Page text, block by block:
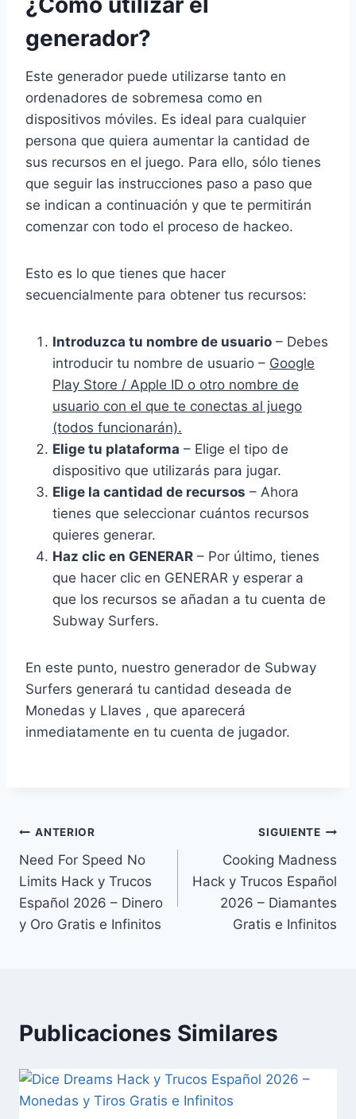
generador?
Este generador puede utilizarse tanto en
ordenadores de sobremesa como en
dispositivos móviles. Es ideal para cualquier
persona que quiera aumentar la cantidad de
sus recursos en el juego. Para ello, sólo tienes
que seguir las instrucciones paso a paso que
se indican a continuación y que te permitirán
comenzar con todo el proceso de hackeo.
Esto es lo que tienes que hacer
secuencialmente para obtener tus recursos:
Introduzca tu nombre de usuario – Debes
introducir tu nombre de usuario – Google
Play Store / Apple ID o otro nombre de
usuario con el que te conectas al juego
(todos funcionarán).
Elige tu plataforma – Elige el tipo de
dispositivo que utilizarás para jugar.
Elige la cantidad de recursos – Ahora
tienes que seleccionar cuántos recursos
quieres generar.
Haz clic en GENERAR – Por último, tienes
que hacer clic en GENERAR y esperar a
que los recursos se añadan a tu cuenta de
Subway Surfers.
En este punto, nuestro generador de Subway
Surfers generará tu cantidad deseada de
Monedas y Llaves , que aparecerá
inmediatamente en tu cuenta de jugador.
Navegación
de
entradas
ANTERIOR
Need For Speed No
Limits Hack y Trucos
Español 2026 – Dinero
y Oro Gratis e Infinitos
SIGUIENTE
Cooking Madness
Hack y Trucos Español
2026 – Diamantes
Gratis e Infinitos
Publicaciones Similares